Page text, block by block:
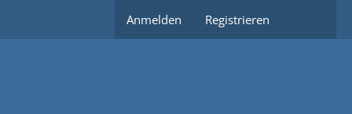
Anmelden Registrieren